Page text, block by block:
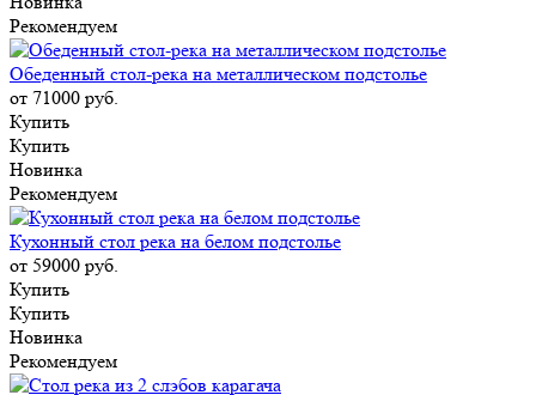
Рекомендуем
Обеденный стол-река на металлическом подстолье
от 71000 руб.
Купить
Купить
Новинка
Рекомендуем
Кухонный стол река на белом подстолье
от 59000 руб.
Купить
Купить
Новинка
Рекомендуем